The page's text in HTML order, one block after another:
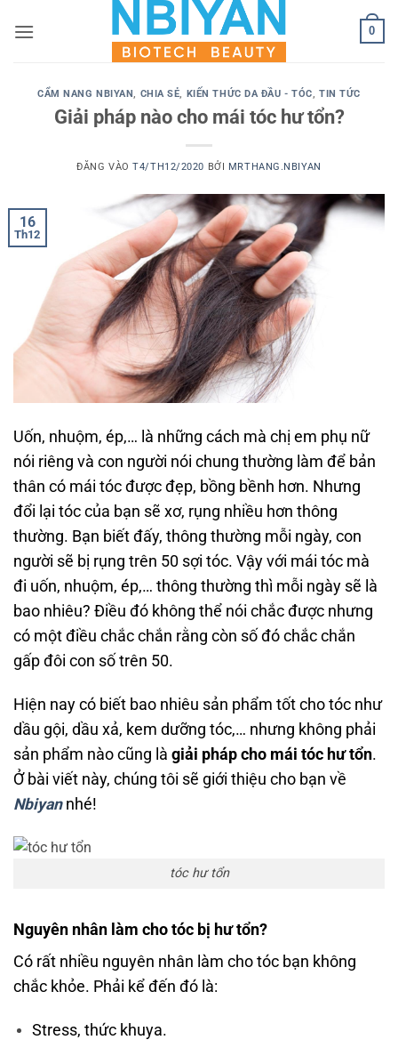
qua
0
CẨM NANG NBIYAN, CHIA SẺ, KIẾN THỨC DA ĐẦU - TÓC,TIN TỨC
Giải pháp nào cho mái tóc hư tổn?
ĐĂNG VÀOT4/TH12/2020 BỞI MRTHANG.NBIYAN
16
Th12
Uốn, nhuộm, ép,… là những cách mà chị em phụ nữ
nói riêng và con người nói chung thường làm để bản
thân có mái tóc được đẹp, bồng bềnh hơn. Nhưng
đổi lại tóc của bạn sẽ xơ, rụng nhiều hơn thông
thường. Bạn biết đấy, thông thường mỗi ngày, con
người sẽ bị rụng trên 50 sợi tóc. Vậy với mái tóc mà
đi uốn, nhuộm, ép,… thông thường thì mỗi ngày sẽ là
bao nhiêu? Điều đó không thể nói chắc được nhưng
có một điều chắc chắn rằng còn số đó chắc chắn
gấp đôi con số trên 50.
Hiện nay có biết bao nhiêu sản phẩm tốt cho tóc như
dầu gội, dầu xả, kem dưỡng tóc,… nhưng không phải
sản phẩm nào cũng là giải pháp cho mái tóc hư tổn.
Ở bài viết này, chúng tôi sẽ giới thiệu cho bạn về
Nbiyannhé!
tóc hư tổn
Nguyên nhân làm cho tóc bị hư tổn?
Có rất nhiều nguyên nhân làm cho tóc bạn không
chắc khỏe. Phải kể đến đó là:
Stress, thức khuya.